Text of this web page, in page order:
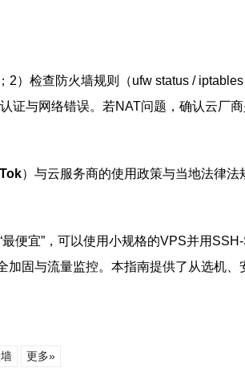
）检查防火墙规则（ufw status /
与网络错误。若NAT问题，确认云厂
）与云服务商的使用政策与当地法律
便宜”，可以使用小规格的VPS并用
固与流量监控。本指南提供了从选机
更多»